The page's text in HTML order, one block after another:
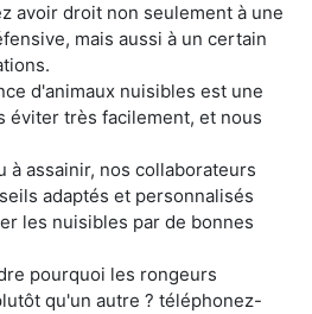
avoir droit non seulement à une
mais aussi à un certain
d'animaux nuisibles est une
éviter très facilement, et nous
à assainir, nos collaborateurs
adaptés et personnalisés
les nuisibles par de bonnes
pourquoi les rongeurs
qu'un autre ? téléphonez-